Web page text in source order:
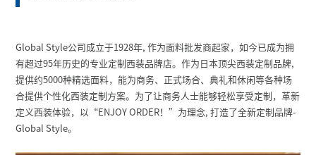
Global Style公司成立于1928年, 作为面料批发商起家，如今已成为拥
有超过95年历史的专业定制西装品牌店。作为日本顶尖西装定制品牌,
提供约5000种精选面料，能为商务、正式场合、典礼和休闲等各种场
合提供个性化西装定制方案。为了让商务人士能够轻松享受定制，革新
定义西装体验，以“ENJOY ORDER！”为理念, 打造了全新定制品牌-
Global Style。